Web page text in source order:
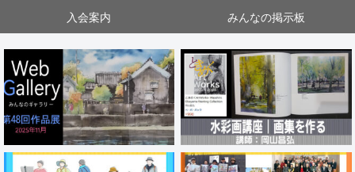
入会案内 みんなの掲示板